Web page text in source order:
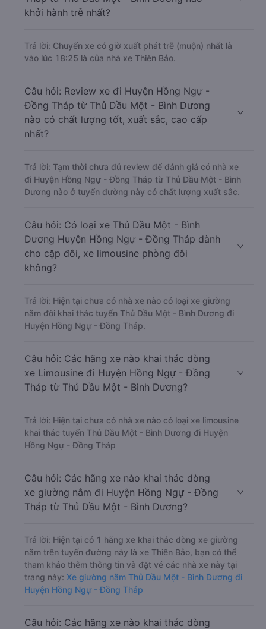
khởi hành trễ nhất?
Trả lời: Chuyến xe có giờ xuất phát trễ (muộn) nhất là
vào lúc 18:25 là của nhà xe Thiên Bảo.
Câu hỏi: Review xe đi Huyện Hồng Ngự -
Đồng Tháp từ Thủ Dầu Một - Bình Dương
nào có chất lượng tốt, xuất sắc, cao cấp
nhất?
Trả lời: Tạm thời chưa đủ review để đánh giá có nhà xe
đi Huyện Hồng Ngự - Đồng Tháp từ Thủ Dầu Một - Bình
Dương nào ở tuyến đường này có chất lượng xuất sắc.
Câu hỏi: Có loại xe Thủ Dầu Một - Bình
Dương Huyện Hồng Ngự - Đồng Tháp dành
cho cặp đôi, xe limousine phòng đôi
không?
Trả lời: Hiện tại chưa có nhà xe nào có loại xe giường
nằm đôi khai thác tuyến Thủ Dầu Một - Bình Dương đi
Huyện Hồng Ngự - Đồng Tháp.
Câu hỏi: Các hãng xe nào khai thác dòng
xe Limousine đi Huyện Hồng Ngự - Đồng
Tháp từ Thủ Dầu Một - Bình Dương?
Trả lời: Hiện tại chưa có nhà xe nào có loại xe limousine
khai thác tuyến Thủ Dầu Một - Bình Dương đi Huyện
Hồng Ngự - Đồng Tháp
Câu hỏi: Các hãng xe nào khai thác dòng
xe giường nằm đi Huyện Hồng Ngự - Đồng
Tháp từ Thủ Dầu Một - Bình Dương?
Trả lời: Hiện tại có 1 hãng xe khai thác dòng xe giường
nằm trên tuyến đường này là xe Thiên Bảo, bạn có thể
tham khảo thêm thông tin và đặt vé các nhà xe này tại
trang này: Xe giường nằm Thủ Dầu Một - Bình Dương đi
Huyện Hồng Ngự - Đồng Tháp
Câu hỏi: Các hãng xe nào khai thác dòng